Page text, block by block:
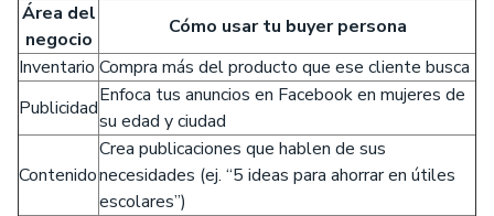
Área del
negocio
Cómo usar tu buyer persona
Inventario Compra más del producto que ese cliente busca
Publicidad
Enfoca tus anuncios en Facebook en mujeres de
su edad y ciudad
Contenido
Crea publicaciones que hablen de sus
necesidades (ej. “5 ideas para ahorrar en útiles
escolares”)